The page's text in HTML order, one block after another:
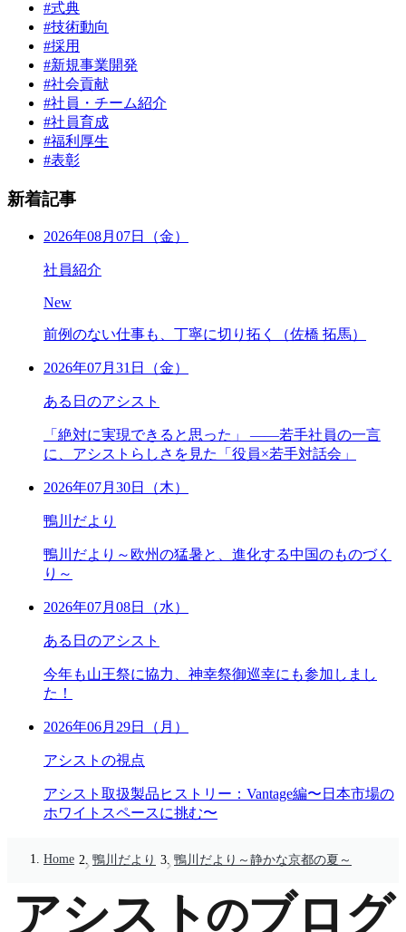
#式典
#技術動向
#採用
#新規事業開発
#社会貢献
#社員・チーム紹介
#社員育成
#福利厚生
#表彰
新着記事
2026年08月07日（金）
社員紹介
New
前例のない仕事も、丁寧に切り拓く（佐橋 拓馬）
2026年07月31日（金）
ある日のアシスト
「絶対に実現できると思った」 ――若手社員の一言
に、アシストらしさを見た「役員×若手対話会」
2026年07月30日（木）
鴨川だより
鴨川だより～欧州の猛暑と、進化する中国のものづく
り～
2026年07月08日（水）
ある日のアシスト
今年も山王祭に協力、神幸祭御巡幸にも参加しまし
た！
2026年06月29日（月）
アシストの視点
アシスト取扱製品ヒストリー：Vantage編〜日本市場の
ホワイトスペースに挑む〜
Home 鴨川だより 鴨川だより～静かな京都の夏～